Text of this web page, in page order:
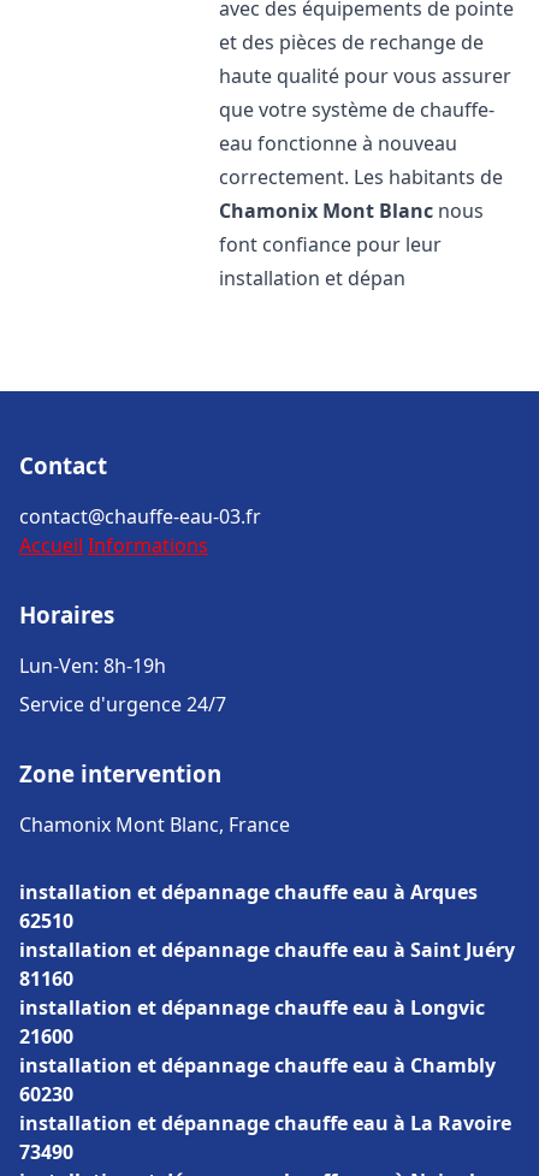
avec des équipements de pointe
et des pièces de rechange de
haute qualité pour vous assurer
que votre système de chauffe-
eau fonctionne à nouveau
correctement. Les habitants de
Chamonix Mont Blanc nous
font confiance pour leur
installation et dépan
Contact
contact@chauffe-eau-03.fr
Accueil Informations
Horaires
Lun-Ven: 8h-19h
Service d'urgence 24/7
Zone intervention
Chamonix Mont Blanc, France
installation et dépannage chauffe eau à Arques
62510
installation et dépannage chauffe eau à Saint Juéry
81160
installation et dépannage chauffe eau à Longvic
21600
installation et dépannage chauffe eau à Chambly
60230
installation et dépannage chauffe eau à La Ravoire
73490